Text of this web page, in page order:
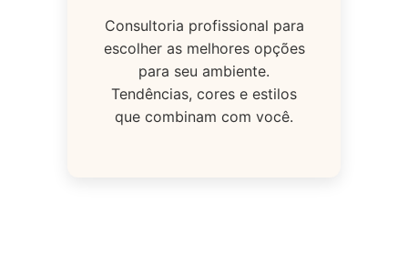
Consultoria profissional para
escolher as melhores opções
para seu ambiente.
Tendências, cores e estilos
que combinam com você.